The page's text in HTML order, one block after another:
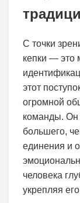
С точки
кепки — это
этот
огромной
команды. Он
большего,
единения и
человека
укрепляя